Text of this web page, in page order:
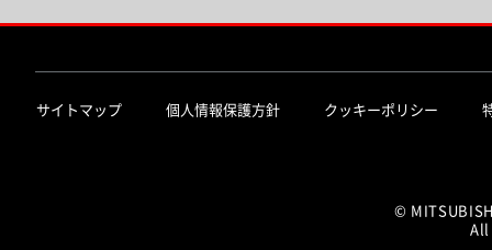
サイトマップ 個人情報保護方針 クッキーポリシー
©
All